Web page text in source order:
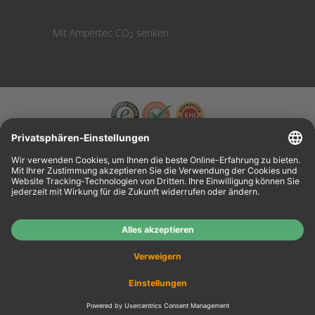
Mit Ampertec CO2 senken
Das Angebot unseres Web-Shops richtet sich nicht an
Wiederverkäufer. Wenn Sie Wiederverkäufer sind, registrieren Sie sich bitte in unserem